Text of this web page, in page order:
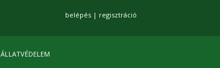
belépés | regisztráció
ÁLLATVÉDELEM